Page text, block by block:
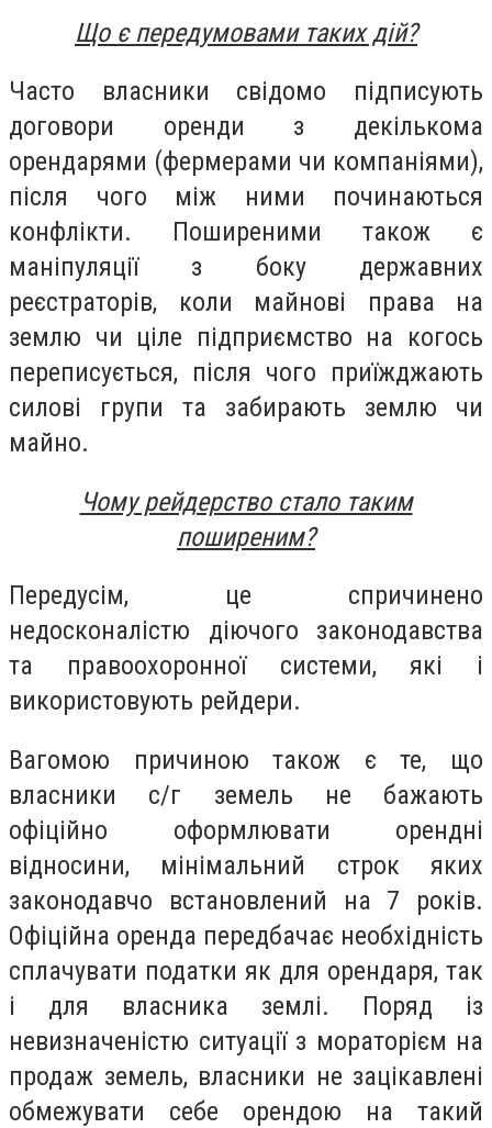
Що є передумовами таких дій?
Часто власники свідомо підписують
договори оренди з декількома
орендарями (фермерами чи компаніями),
після чого між ними починаються
конфлікти. Поширеними також є
маніпуляції з боку державних
реєстраторів, коли майнові права на
землю чи ціле підприємство на когось
переписується, після чого приїжджають
силові групи та забирають землю чи
майно.
Чому рейдерство стало таким
поширеним?
Передусім, це спричинено
недосконалістю діючого законодавства
та правоохоронної системи, які і
використовують рейдери.
Вагомою причиною також є те, що
власники с/г земель не бажають
офіційно оформлювати орендні
відносини, мінімальний строк яких
законодавчо встановлений на 7 років.
Офіційна оренда передбачає необхідність
сплачувати податки як для орендаря, так
і для власника землі. Поряд із
невизначеністю ситуації з мораторієм на
продаж земель, власники не зацікавлені
обмежувати себе орендою на такий